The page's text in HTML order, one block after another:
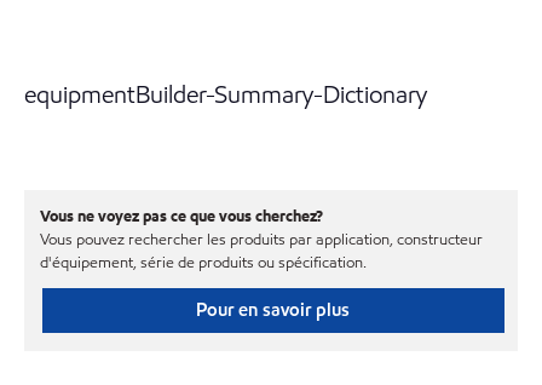
equipmentBuilder-Summary-Dictionary
Vous ne voyez pas ce que vous cherchez?
Vous pouvez rechercher les produits par application, constructeur
d'équipement, série de produits ou spécification.
Pour en savoir plus